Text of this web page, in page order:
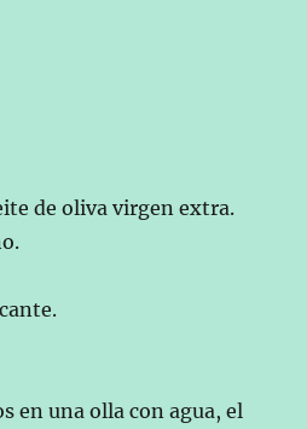
de oliva virgen extra.
en una olla con agua, el